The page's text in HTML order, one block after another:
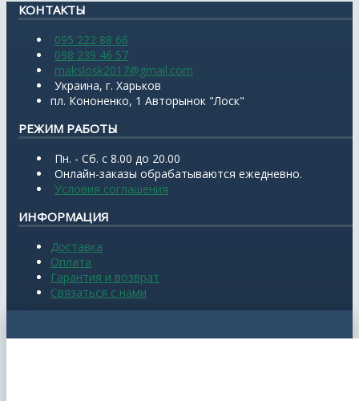
КОНТАКТЫ
095 222 88 66
098 239 46 57
makslosk2017@gmail.com
Украина, г. Харьков
пл. Кононенко, 1 Авторынок "Лоск"
РЕЖИМ РАБОТЫ
Пн. - Сб. с 8.00 до 20.00
Онлайн-заказы обрабатываются ежедневно.
Условия соглашения
ИНФОРМАЦИЯ
Доставка
Оплата
Гарантия и возврат
Связаться с нами